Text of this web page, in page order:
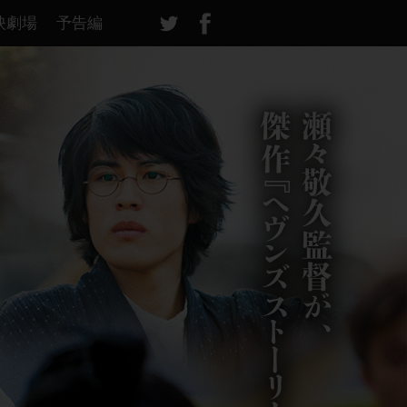
劇場 予告編 twitter